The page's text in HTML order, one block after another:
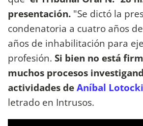
presentación. "Se dictó la
condenatoria a cuatro años
años de inhabilitación para
profesión. Si bien no está
muchos procesos
actividades deAníbal Lotocki
letrado en Intrusos.